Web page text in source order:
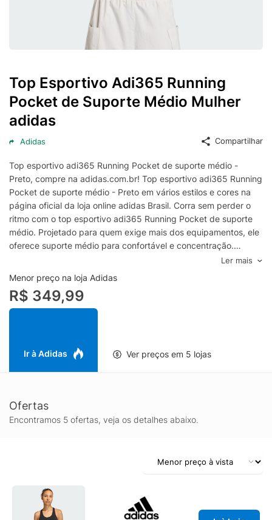
Top Esportivo Adi365 Running
Pocket de Suporte Médio Mulher
adidas
Adidas Compartilhar
Top esportivo adi365 Running Pocket de suporte médio -
Preto, compre na adidas.com.br! Top esportivo adi365 Running
Pocket de suporte médio - Preto em vários estilos e cores na
página oficial da loja online adidas Brasil. Corra sem perder o
ritmo com o top esportivo adi365 Running Pocket de suporte
médio. Projetado para quem exige mais dos equipamentos, ele
oferece suporte médio para confortável e concentração.
Refrescante. Seco. Pronto. A tecnologia Climacool absorve e
dispersa o suor para garantir um desempenho refrescante,
seco e sem distrações, da primeira à última passada. O tecido
elástico permite que esse top esportivo adidas se adapte ao
corpo para um caimento sem fricção, tornando-o uma opção
e géis energéticos ao seu alcance. Quando precisar de ajuda
Ler mais
Menor preço na loja Adidas
R$ 349,99
Ir à Adidas Ver preços em 5 lojas
Ofertas
Encontramos 5 ofertas, veja os detalhes abaixo.